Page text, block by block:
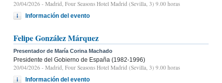
20/04/2026 - Madrid, Four Seasons Hotel Madrid (Sevilla, 3) 9.00 horas
Información del evento
Felipe González Márquez
Presentador de María Corina Machado
Presidente del Gobierno de España (1982-1996)
20/04/2026 - Madrid, Four Seasons Hotel Madrid (Sevilla, 3) 9.00 horas
Información del evento